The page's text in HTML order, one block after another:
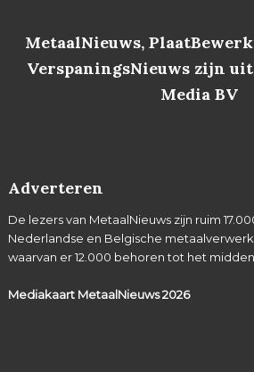
MetaalNieuws,
VerspaningsNieuws zijn
Media BV
Adverteren
De lezers van MetaalNieuws zijn ruim
Nederlandse en Belgische
waarvan er 12.000 behoren tot het
Mediakaart MetaalNieuws2026